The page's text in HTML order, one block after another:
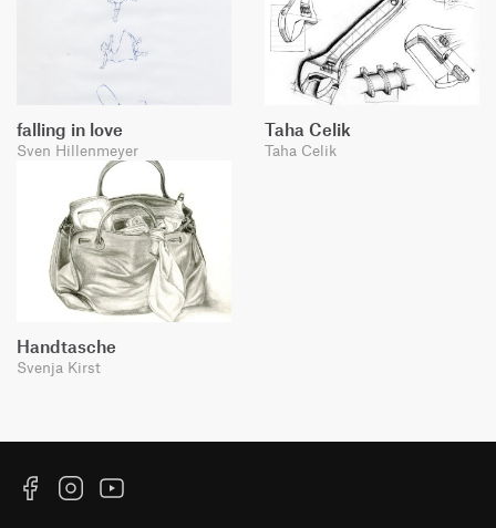
falling in love
Sven Hillenmeyer
Taha Celik
Taha Celik
Handtasche
Svenja Kirst
FacebookInstagramYouTube